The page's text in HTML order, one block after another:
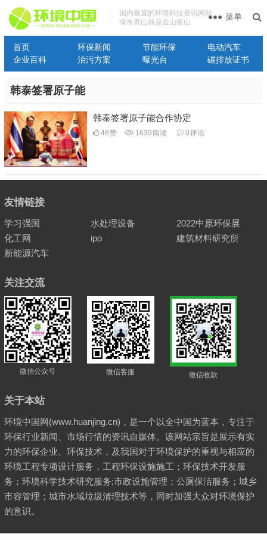
国内垂直的环境科技资讯网站
绿水青山就是金山银山
首页 环保新闻 节能环保
电动汽车
企业百科
治污方案 曝光台 碳排放证书
菜单
韩泰签署原子能
韩泰签署原子能合作协定
48赞 1639 阅读 0评论
友情链接
学习强国 水处理设备
2022中原环保展
化工网
ipo
建筑材料研究所
新能源汽车
关注交流
微信公众号 微信客服 微信收款
关于本站
环境中国网(www.huanjing.cn)，是一个以全中国为蓝本，专注于
环保行业新闻、市场行情的资讯自媒体。该网站宗旨是展示有实
力的环保企业、环保技术，及我国对于环境保护的重视与相应的
环境工程专项设计服务，工程环保设施施工；环保技术开发服
务；环境科学技术研究服务;市政设施管理；公厕保洁服务；城乡
市容管理；城市水域垃圾清理技术等，同时加强大众对环境保护
的意识。